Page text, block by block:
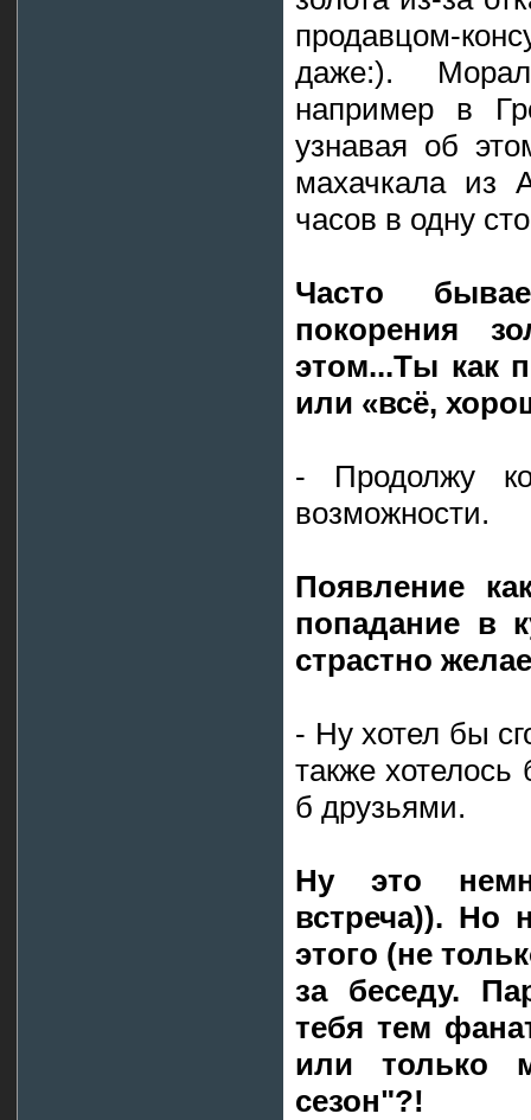
продавцом-
даже:).
например в
узнавая об
махачкала из
часов в одну
Часто
покорения
этом...Ты как
или «всё,
- Продолжу
возможности.
Появление
попадание в
страстно
- Ну хотел бы
также
б друзьями.
Ну это
встреча)). Но
этого (не
за беседу.
тебя тем
или только
сезон"?!